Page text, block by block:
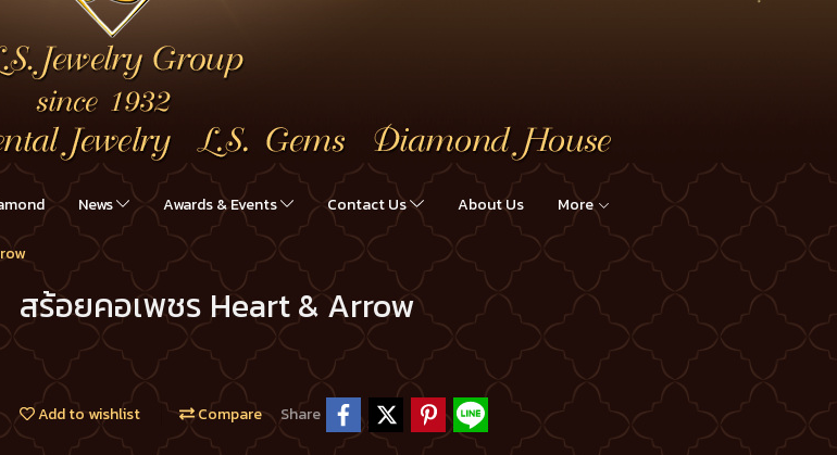
News Awards & Events Contact Us About Us More
สร้อยคอเพชร Heart & Arrow
Add to wishlist Compare Share